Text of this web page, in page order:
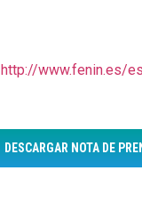
http://www.fenin.es/
DESCARGAR NOTA DE